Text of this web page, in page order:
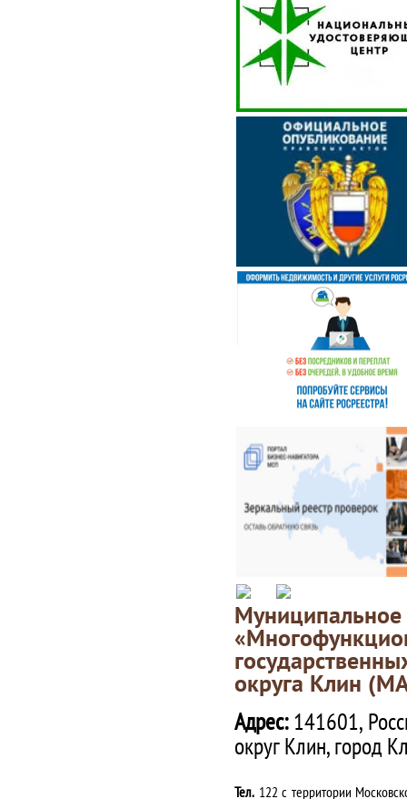
округа Клин
Адрес:141601,
округ Клин, город
Тел. 122 с территории